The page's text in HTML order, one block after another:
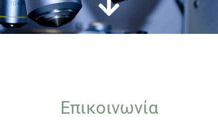
Επικοινωνία